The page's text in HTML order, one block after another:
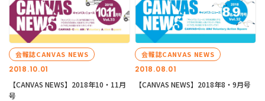
2018.10.01
会報誌CANVAS NEWS
【CANVAS NEWS】2018年10・11月
号
2018.08.01
会報誌CANVAS NEWS
【CANVAS NEWS】2018年8・9月号